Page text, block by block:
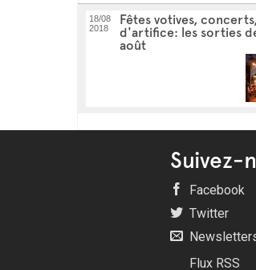
18/08
2018
Fêtes votives,
d'artifice: les sorties
août
Suivez-
Facebook
Twitter
Flux RSS